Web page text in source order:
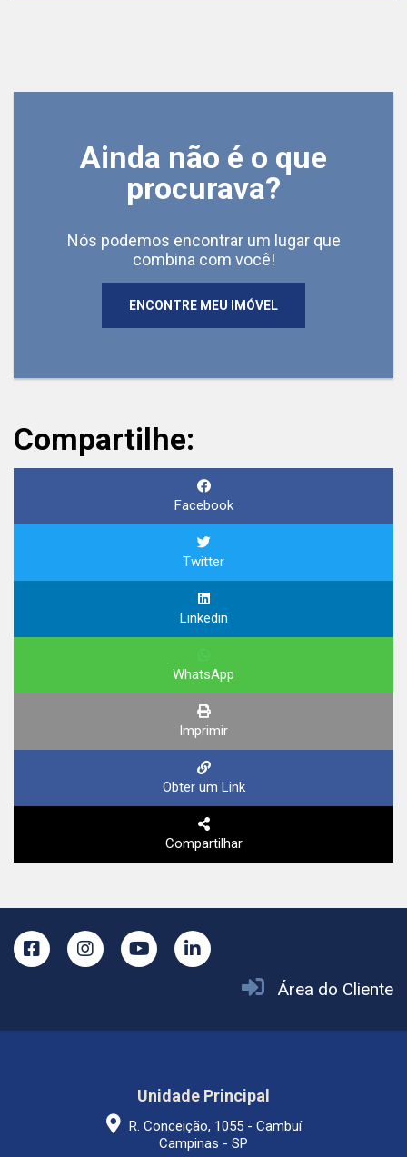
Ainda não é o que
procurava?
Nós podemos encontrar um lugar que
combina com você!
ENCONTRE MEU IMÓVEL
Compartilhe:
Facebook
Twitter
Linkedin
WhatsApp
Imprimir
Obter um Link
Compartilhar
Área do Cliente
Unidade Principal
R. Conceição, 1055 - Cambuí
Campinas - SP